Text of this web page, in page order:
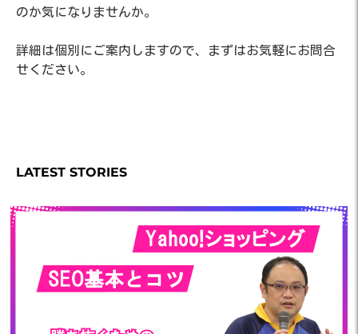
のか気になりませんか。
詳細は個別にご案内しますので、まずはお気軽にお問合
せください。
LATEST STORIES